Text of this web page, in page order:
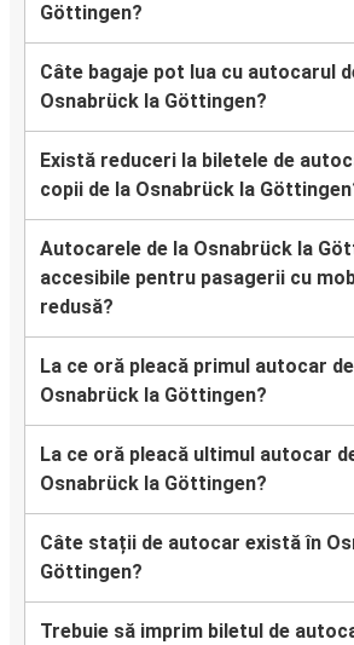
Göttingen?
Câte bagaje pot lua cu autocarul
Osnabrück la Göttingen?
Există reduceri la biletele de
copii de la Osnabrück la
Autocarele de la Osnabrück la
accesibile pentru pasagerii cu
redusă?
La ce oră pleacă primul autocar
Osnabrück la Göttingen?
La ce oră pleacă ultimul autocar
Osnabrück la Göttingen?
Câte stații de autocar există în
Göttingen?
Trebuie să imprim biletul de